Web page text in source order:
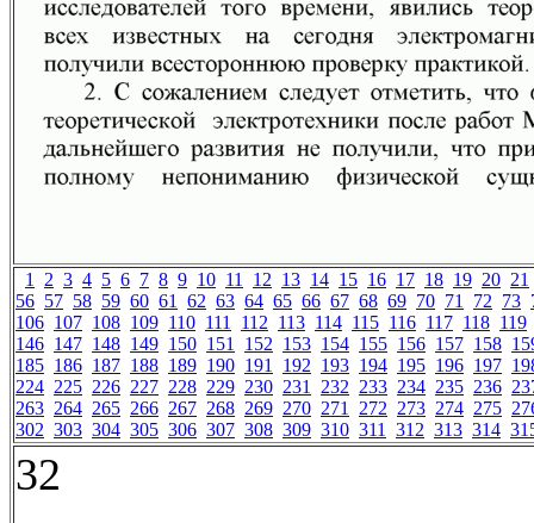
1 2 3 4 5 6 7 8 9 10 11 12 13 14 15 16 17 18 19 20 21
56 57 58 59 60 61 62 63 64 65 66 67 68 69 70 71 72 73
106 107 108 109 110 111 112 113 114 115 116 117 118 119
146 147 148 149 150 151 152 153 154 155 156 157 158
185 186 187 188 189 190 191 192 193 194 195 196 197
224 225 226 227 228 229 230 231 232 233 234 235 236
263 264 265 266 267 268 269 270 271 272 273 274 275
302 303 304 305 306 307 308 309 310 311 312 313 314
32